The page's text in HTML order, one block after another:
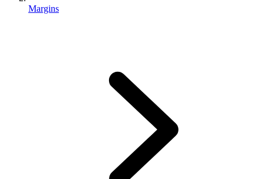
Margins